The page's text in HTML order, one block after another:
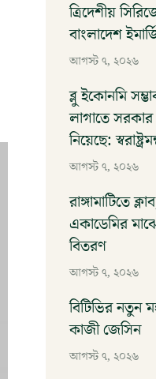
ত্রিদেশীয়
বাংলাদেশ
আগস্ট ৭, ২০২৬
ব্লু ইকোনমি
লাগাতে সরকার
নিয়েছে:
আগস্ট ৭, ২০২৬
রাঙ্গামাটিতে
একাডেমির
বিতরণ
আগস্ট ৭, ২০২৬
বিটিভির নতুন
কাজী জেসিন
আগস্ট ৭, ২০২৬